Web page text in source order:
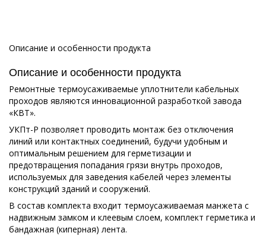
Описание и особенности продукта
Описание и особенности продукта
Ремонтные термоусаживаемые уплотнители кабельных
проходов являются инновационной разработкой завода
«КВТ».
УКПт-Р позволяет проводить монтаж без отключения
линий или контактных соединений, будучи удобным и
оптимальным решением для герметизации и
предотвращения попадания грязи внутрь проходов,
используемых для заведения кабелей через элементы
конструкций зданий и сооружений.
В состав комплекта входит термоусаживаемая манжета с
надвижным замком и клеевым слоем, комплект герметика и
бандажная (киперная) лента.